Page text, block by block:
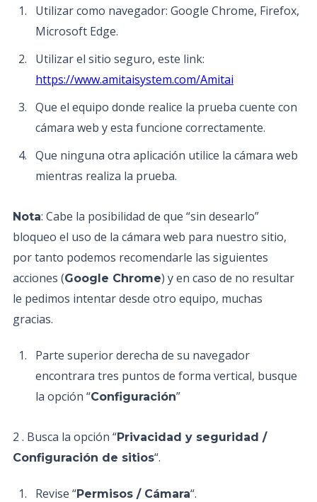
Utilizar como navegador: Google Chrome, Firefox,
Microsoft Edge.
Utilizar el sitio seguro, este link:
https://www.amitaisystem.com/Amitai
Que el equipo donde realice la prueba cuente con
cámara web y esta funcione correctamente.
Que ninguna otra aplicación utilice la cámara web
mientras realiza la prueba.
Nota: Cabe la posibilidad de que “sin desearlo”
bloqueo el uso de la cámara web para nuestro sitio,
por tanto podemos recomendarle las siguientes
acciones (Google Chrome) y en caso de no resultar
le pedimos intentar desde otro equipo, muchas
gracias.
Parte superior derecha de su navegador
encontrara tres puntos de forma vertical, busque
la opción “Configuración”
2 . Busca la opción “Privacidad y seguridad /
Configuración de sitios“.
Revise “Permisos / Cámara“.